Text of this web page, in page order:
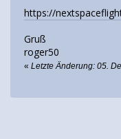
https://
Gruß
roger50
« Letzte Änderung: 05.